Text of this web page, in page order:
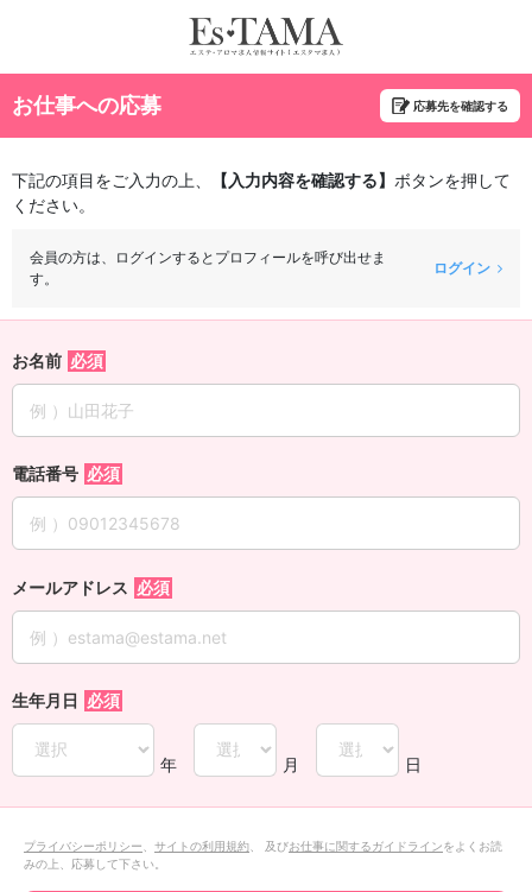
お仕事への応募 応募先を確認する
下記の項目をご入力の上、 【入力内容を確認する】 ボタンを押して
ください。
会員の方は、ログインするとプロフィールを呼び出せま
す。
ログイン
お名前
電話番号
メールアドレス
生年月日
年 月 日
プライバシーポリシー サイトの利用規約 、 及びお仕事に関するガイドラインをよくお読
みの上、応募して下さい。